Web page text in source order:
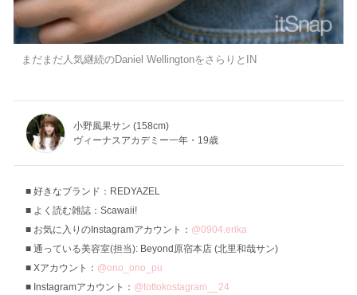
まだまだ人気継続のDaniel WellingtonをさらりとIN
小野風果サン (158cm)
ヴィーナスアカデミー一年・19歳
好きなブランド：REDYAZEL
よく読む雑誌：Scawaii!
お気に入りのInstagramアカウント： @0904.erika
通っている美容室(担当): Beyond原宿本店 (北里和哉サン)
Xアカウント： @ono_ono_pu
Instagramアカウント： @tottokostagram__24